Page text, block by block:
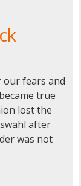
our fears and
true
lost the
after
was not